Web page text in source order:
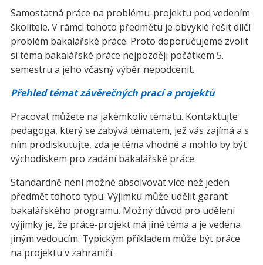
Samostatná práce na problému-projektu pod vedením
školitele. V rámci tohoto předmětu je obvyklé řešit dílčí
problém bakalářské práce. Proto doporučujeme zvolit
si téma bakalářské práce nejpozději počátkem 5.
semestru a jeho včasný výběr nepodcenit.
Přehled témat závěrečných prací a projektů
Pracovat můžete na jakémkoliv tématu. Kontaktujte
pedagoga, který se zabývá tématem, jež vás zajímá a s
ním prodiskutujte, zda je téma vhodné a mohlo by být
východiskem pro zadání bakalářské práce.
Standardně není možné absolvovat více než jeden
předmět tohoto typu. Výjimku může udělit garant
bakalářského programu. Možný důvod pro udělení
výjimky je, že práce-projekt má jiné téma a je vedena
jiným vedoucím. Typickým příkladem může být práce
na projektu v zahraničí.